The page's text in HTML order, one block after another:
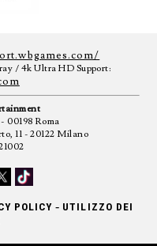
/ 4k Ultra HD Support:
00198 Roma
11 - 20122 Milano
POLICY - UTILIZZO DEI